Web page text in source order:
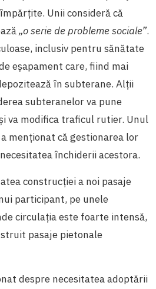
Unii consideră că
„o serie de probleme sociale”.
inclusiv pentru sănătate
eșapament care, fiind mai
în subterane. Alții
subteranelor va pune
va modifica traficul rutier. Unul
menționat că gestionarea lor
închiderii acestora.
construcției a noi pasaje
participant, pe unele
circulația este foarte intensă,
pasaje pietonale
despre necesitatea adoptării